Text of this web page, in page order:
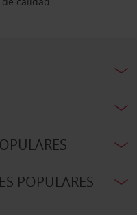
POPULARES